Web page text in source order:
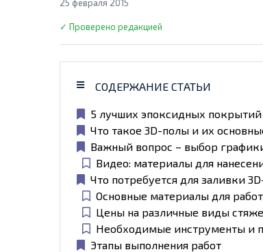
25 февраля 2015
✓ Проверено редакцией
СОДЕРЖАНИЕ СТАТЬИ
5 лучших эпоксидных
Что такое 3D-полы и их
Важный вопрос – выбор
Видео: материалы для
Что потребуется для заливки
Основные материалы для
Цены на различные виды
Необходимые инструменты и
Этапы выполнения работ